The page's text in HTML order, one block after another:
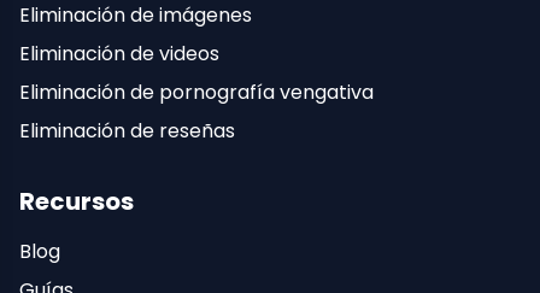
Eliminación de imágenes
Eliminación de videos
Eliminación de pornografía vengativa
Eliminación de reseñas
Recursos
Blog